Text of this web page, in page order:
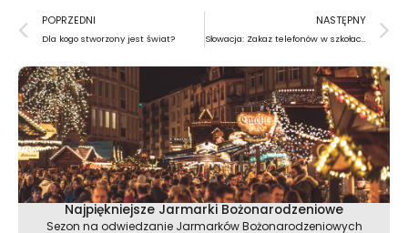
Prev
POPRZEDNI
Dla kogo stworzony jest świat?
NASTĘPNY
Słowacja: Zakaz telefonów w szkołach
Najpiękniejsze Jarmarki Bożonarodzeniowe
Sezon na odwiedzanie Jarmarków Bożonarodzeniowych